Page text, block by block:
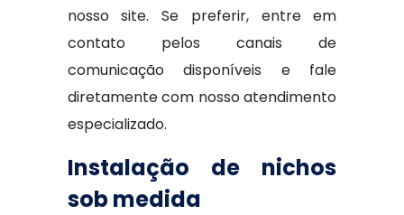
nosso site. Se preferir, entre em
contato pelos canais de
comunicação disponíveis e fale
diretamente com nosso atendimento
especializado.
Instalação de nichos
sob medida